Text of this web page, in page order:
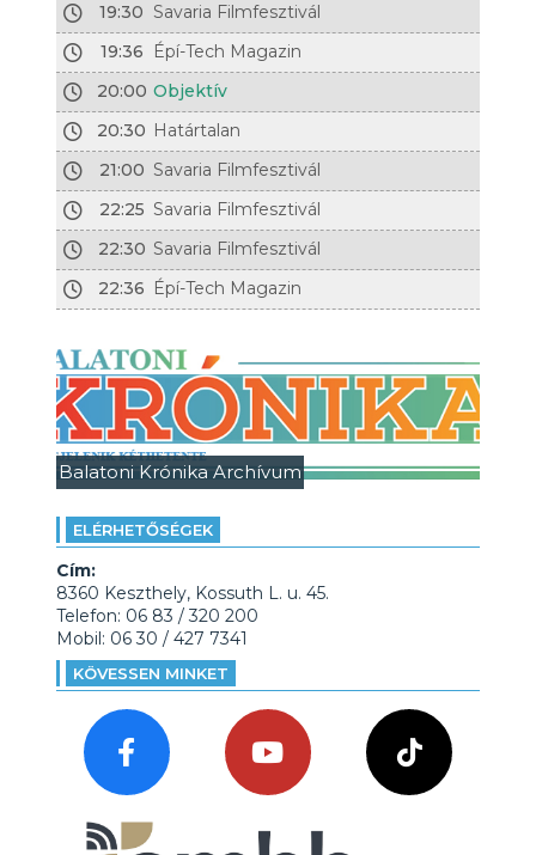
19:30 Savaria Filmfesztivál
19:36
Épí-Tech Magazin
20:00 Objektív
20:30 Határtalan
21:00 Savaria Filmfesztivál
22:25 Savaria Filmfesztivál
22:30 Savaria Filmfesztivál
22:36 Épí-Tech Magazin
Balatoni Krónika Archívum
ELÉRHETŐSÉGEK
Cím:
8360 Keszthely, Kossuth L. u. 45.
Telefon: 06 83 / 320 200
Mobil: 06 30 / 427 7341
KÖVESSEN MINKET